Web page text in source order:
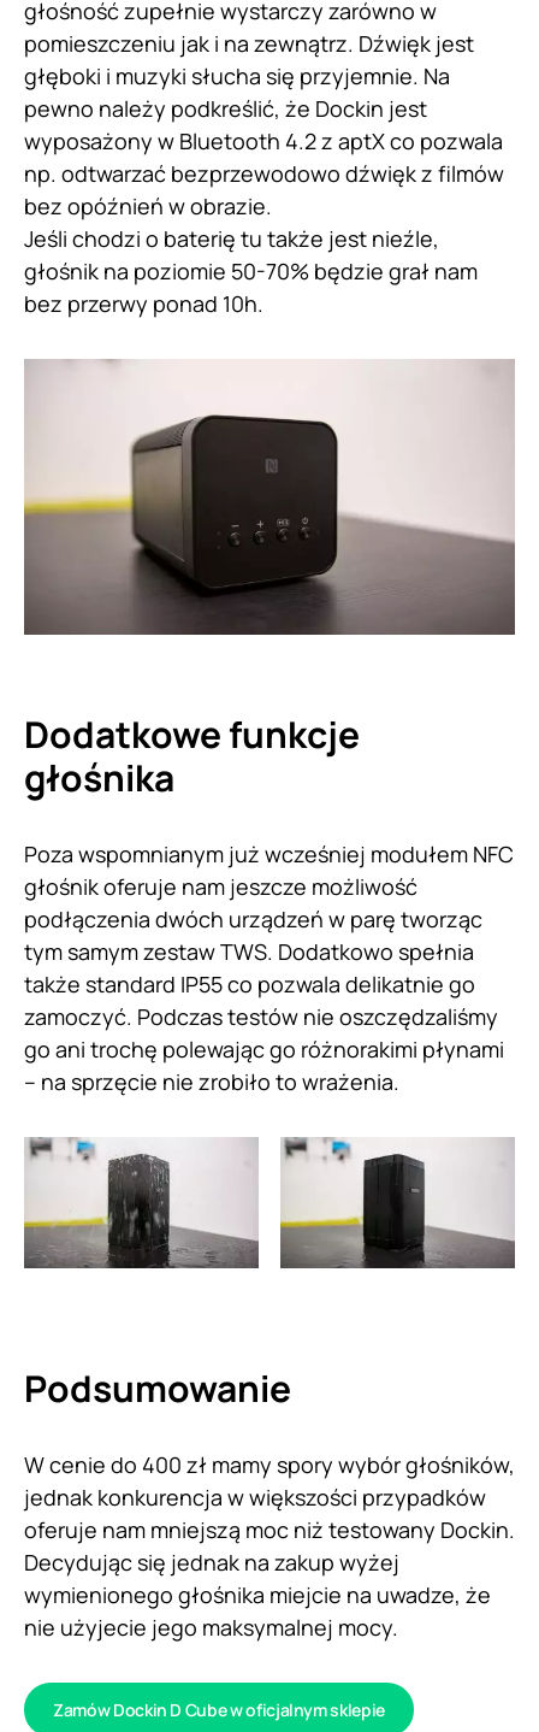
głośność zupełnie wystarczy zarówno w
pomieszczeniu jak i na zewnątrz. Dźwięk jest
głęboki i muzyki słucha się przyjemnie. Na
pewno należy podkreślić, że Dockin jest
wyposażony w Bluetooth 4.2 z aptX co pozwala
np. odtwarzać bezprzewodowo dźwięk z filmów
bez opóźnień w obrazie.
Jeśli chodzi o baterię tu także jest nieźle,
głośnik na poziomie 50-70% będzie grał nam
bez przerwy ponad 10h.
Dodatkowe funkcje
głośnika
Poza wspomnianym już wcześniej modułem NFC
głośnik oferuje nam jeszcze możliwość
podłączenia dwóch urządzeń w parę tworząc
tym samym zestaw TWS. Dodatkowo spełnia
także standard IP55 co pozwala delikatnie go
zamoczyć. Podczas testów nie oszczędzaliśmy
go ani trochę polewając go różnorakimi płynami
– na sprzęcie nie zrobiło to wrażenia.
Podsumowanie
W cenie do 400 zł mamy spory wybór głośników,
jednak konkurencja w większości przypadków
oferuje nam mniejszą moc niż testowany Dockin.
Decydując się jednak na zakup wyżej
wymienionego głośnika miejcie na uwadze, że
nie użyjecie jego maksymalnej mocy.
Zamów Dockin D Cube w oficjalnym sklepie